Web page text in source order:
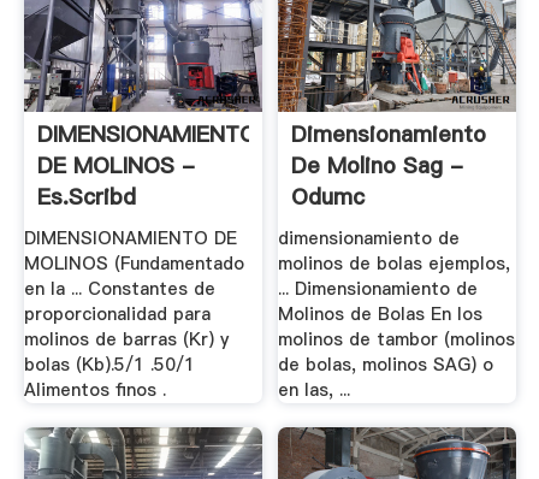
DIMENSIONAMIENTO
DE MOLINOS -
Es.scribd
DIMENSIONAMIENTO DE
MOLINOS (Fundamentado
en la ... Constantes de
proporcionalidad para
molinos de barras (Kr) y
bolas (Kb).5/1 .50/1
Alimentos finos .
Dimensionamiento
De Molino Sag -
Odumc
dimensionamiento de
molinos de bolas ejemplos,
... Dimensionamiento de
Molinos de Bolas En los
molinos de tambor (molinos
de bolas, molinos SAG) o
en las, ...